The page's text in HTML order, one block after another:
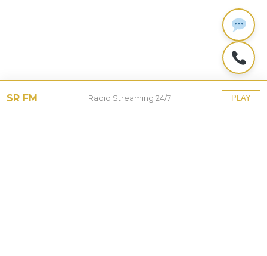
SR FM Radio Streaming 24/7 PLAY